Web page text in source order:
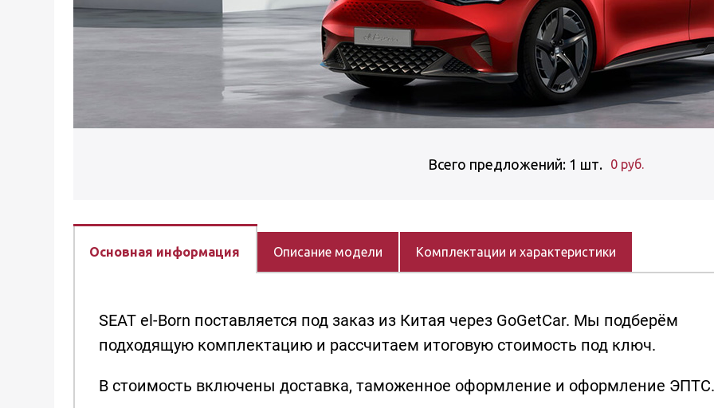
Всего предложений: 1 шт. 0 руб.
Основная информация Описание модели Комплектации и характеристики
SEAT el-Born поставляется под заказ из Китая через GoGetCar. Мы подберём
подходящую комплектацию и рассчитаем итоговую стоимость под ключ.
В стоимость включены доставка, таможенное оформление и оформление ЭПТС.